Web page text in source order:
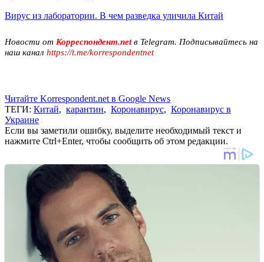
Вирус из лаборатории. В чем разведка уличила Китай
Новости от Корреспондент.netв Telegram. Подписывайтесь на
наш канал https://t.me/korrespondentnet
Читайте Korrespondent.net в Google News
ТЕГИ: Китай, карантин, Коронавирус, Коронавирус в
Украине
Если вы заметили ошибку, выделите необходимый текст и
нажмите Ctrl+Enter, чтобы сообщить об этом редакции.